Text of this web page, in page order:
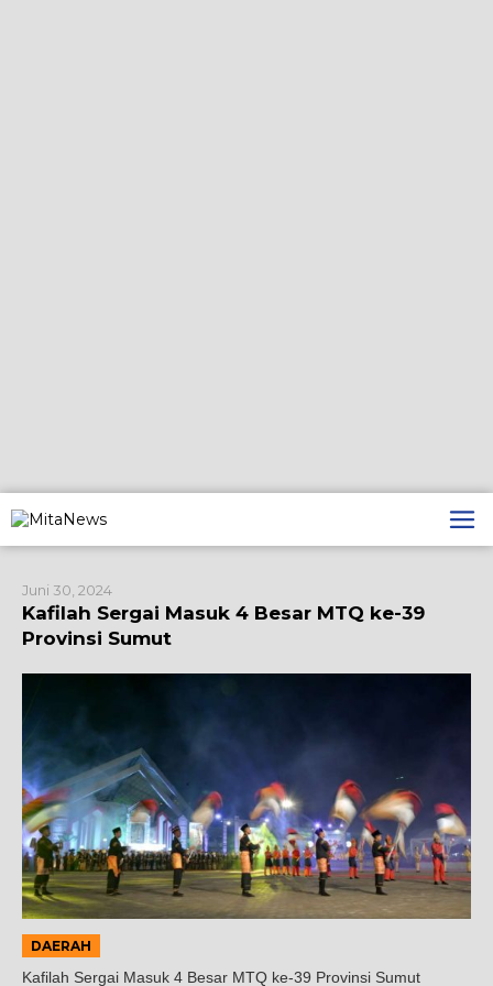
ke
konten
Juni 30, 2024
Kafilah Sergai Masuk 4 Besar MTQ ke-39
Provinsi Sumut
DAERAH
Kafilah Sergai Masuk 4 Besar MTQ ke-39 Provinsi Sumut